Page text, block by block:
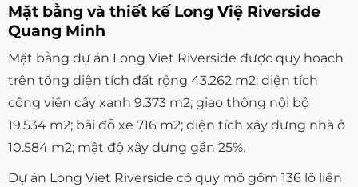
Mặt bằng và thiết kế Long Việ Riverside
Quang Minh
Mặt bằng dự án Long Viet Riverside được quy hoạch
trên tổng diện tích đất rộng 43.262 m2; diện tích
công viên cây xanh 9.373 m2; giao thông nội bộ
19.534 m2; bãi đỗ xe 716 m2; diện tích xây dựng nhà ở
10.584 m2; mật độ xây dựng gần 25%.
Dự án Long Viet Riverside có quy mô gồm 136 lô liền